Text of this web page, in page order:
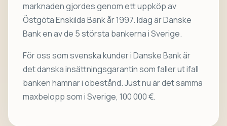
marknaden gjordes genom ett uppköp av
Östgöta Enskilda Bank år 1997. Idag är Danske
Bank en av de 5 största bankerna i Sverige.
För oss som svenska kunder i Danske Bank är
det danska insättningsgarantin som faller ut ifall
banken hamnar i obestånd. Just nu är det samma
maxbelopp som i Sverige, 100 000 €.